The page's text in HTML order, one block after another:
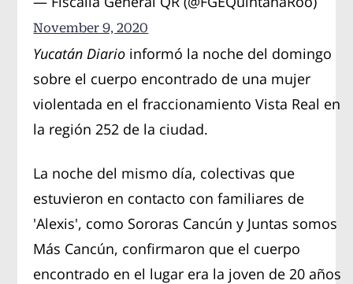
November 9, 2020
Yucatán Diario informó la noche del domingo
sobre el cuerpo encontrado de una mujer
violentada en el fraccionamiento Vista Real en
la región 252 de la ciudad.
La noche del mismo día, colectivas que
estuvieron en contacto con familiares de
'Alexis', como Sororas Cancún y Juntas somos
Más Cancún, confirmaron que el cuerpo
encontrado en el lugar era la joven de 20 años